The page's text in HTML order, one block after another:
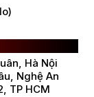
Hà Nội
Nghệ An
TP HCM